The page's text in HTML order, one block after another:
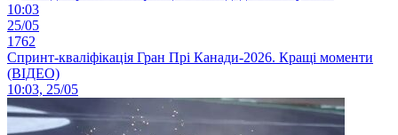
10:03
25/05
1762
Спринт-кваліфікація Гран Прі Канади-2026. Кращі моменти
(ВІДЕО)
10:03, 25/05